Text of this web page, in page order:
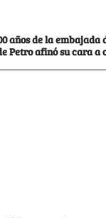
años de la embajada
Petro afinó su cara a